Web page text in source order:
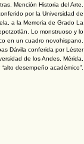
Mención Historia del Arte.
por la Universidad de
a la Memoria de Grado La
Lo monstruoso y lo
en un cuadro novohispano.
Dávila conferida por Léster
de los Andes, Mérida,
desempeño académico”.